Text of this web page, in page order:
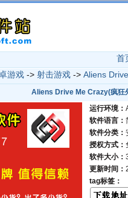
首
游戏 -> 射击游戏 -> Aliens
Aliens Drive Me Crazy(疯狂
运行环境：
软件语言：
软件分类：
授权方式：
软件大小：
更新时间：
tag标签：